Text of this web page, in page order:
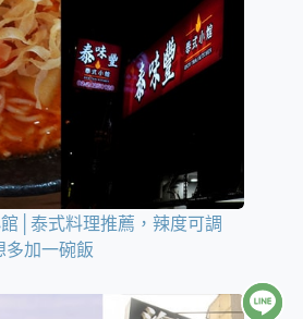
│泰式料理推薦，辣度可調
多加一碗飯